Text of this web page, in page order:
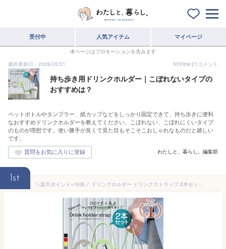
受付中 人気アイテム マイページ
本ページはプロモーションを含みます
最終更新日：2026/05/21
50View 21 コメント
持ち歩き用ドリンクホルダー｜こぼれないタイプの
おすすめは？
ペットボトルやタンブラー、紙カップなどをしっかり固定できて、持ち歩きに便利
なおすすめドリンクホルダーを教えてください。こぼれない、こぼれにくいタイプ
のものが理想です。使い勝手が良くて見た目もそこそこおしゃれなものだと嬉しい
です。
わたしと、暮らし。編集部
1st
＼楽天ポイント+10倍／ ドリンクホルダー ドリンクストラップ 2本セット カップホルダー タンブラー コーヒーカップ ホット アイス テイクアウト コンビニ ストラップ スポーツ観戦 持ち運び 持ち歩き ストロー コーヒー ビール 1000円ポッキリ